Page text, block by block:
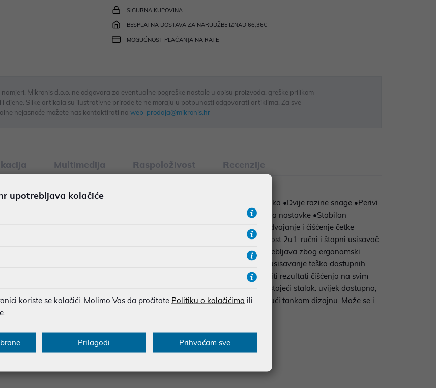
SIGURNA KUPOVINA
BESPLATNA DOSTAVA ZA NARUDŽBE IZNAD 66,36€
MOGUĆNOST PLAĆANJA NA RATE
Mikronis d.o.o. ne odgovara za eventualne pogreške nastale u opisu proizvoda, greške prilikom
cijene. Slike artikala su ilustrativne prirode te ne moraju u potpunosti odgovarati artiklima. Za sve
nejasnoće možete nas kontaktirati na web-prodaja@mikronis.hr
Multimedija Raspoloživost Recenzije
u jednom aparatu •Litij-ionska tehnologija •Električna motorna četka •Dvije razine snage •Perivi
okolo namještaja i ispod njega, zahvaljujući jako pokretnom zglobu za nastavke •Stabilan
i fleksibilno punjenje na sve utičnice •Easy Clean System: jednostavno odvajanje i čišćenje četke
4–5 sati •Pokazatelj statusa punjenja baterije •Praktična funkcionalnost 2u1: ručni i štapni usisavač
upotrijebiti i bez dodatne opreme. Ručni se usisavač jednostavno upotrebljava zbog ergonomski
Usisavač je također idealan za brzo čišćenje stolova, stolica i sofa ili za usisavanje teško dostupnih
za prašinu i filtar je moguće jednostavno isprazniti i zamijeniti •Temeljiti rezultati čišćenja na svim
bez vrećice i četki za sve vrste podova AllFloor HighPower Brush. •Samostojeći stalak: uvijek dostupno,
•Bežični usisavač može kompaktno stati u bilo koju nišu ili kut zahvaljujući tankom dizajnu. Može se i
potreban kratki predah od usisavanja ili ako želite ponovno napuniti uređaj
upotrebljava kolačiće
koriste se kolačići. Molimo Vas da pročitate Politiku o kolačićima ili
Prilagodi Prihvaćam sve